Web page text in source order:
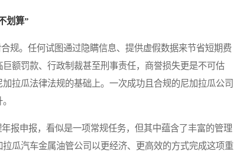
划算”
。任何试图通过隐瞒信息、提供虚假数据来节省短期费
额罚款、行政制裁甚至刑事责任，商誉损失更是不可估
拉瓜法律法规的基础上。一次成功且合规的尼加拉瓜公司
申报，看似是一项常规任务，但其中蕴含了丰富的管理
瓜汽车金属油管公司以更经济、更高效的方式完成这项重